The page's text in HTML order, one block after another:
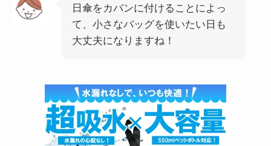
日傘をカバンに付けることによっ
て、小さなバッグを使いたい日も
大丈夫になりますね！